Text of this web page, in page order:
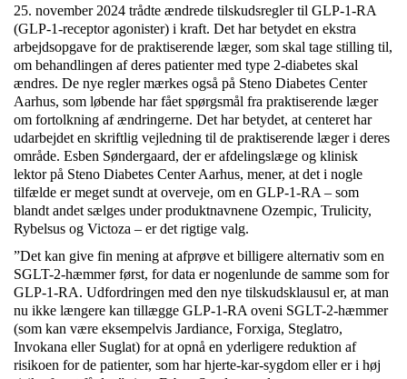
25. november 2024 trådte ændrede tilskudsregler til GLP-1-RA
(GLP-1-receptor agonister) i kraft. Det har betydet en ekstra
arbejdsopgave for de praktiserende læger, som skal tage stilling til,
om behandlingen af deres patienter med type 2-diabetes skal
ændres. De nye regler mærkes også på Steno Diabetes Center
Aarhus, som løbende har fået spørgsmål fra praktiserende læger
om fortolkning af ændringerne. Det har betydet, at centeret har
udarbejdet en skriftlig vejledning til de praktiserende læger i deres
område. Esben Søndergaard, der er afdelings­læge og klinisk
lektor på Steno Diabetes Center Aarhus, mener, at det i nogle
tilfælde er meget sundt at overveje, om en GLP-1-RA – som
blandt andet sælges under produktnavnene Ozempic, Trulicity,
Rybelsus og Victoza – er det rigtige valg.
”Det kan give fin mening at afprøve et billigere alternativ som en
SGLT-2-hæmmer først, for data er nogenlunde de samme som for
GLP-1-RA. Udfordringen med den nye tilskudsklausul er, at man
nu ikke længere kan tillægge GLP-1-RA oveni SGLT-2-hæmmer
(som kan være eksempelvis Jardiance, Forxiga, Steglatro,
Invokana eller Suglat) for at opnå en yderligere reduktion af
risikoen for de patienter, som har hjerte-kar-sygdom eller er i høj